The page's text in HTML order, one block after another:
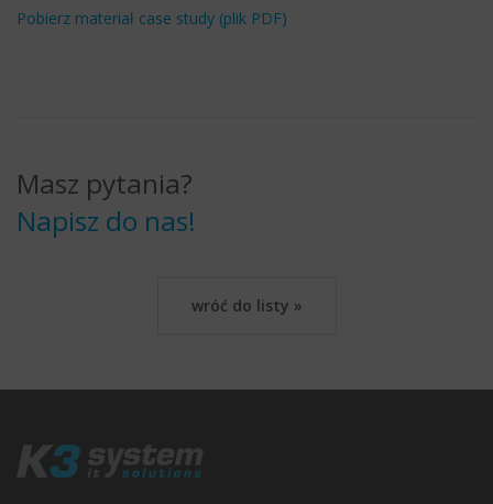
Pobierz materiał case study (plik PDF)
Masz pytania?
Napisz do nas!
wróć do listy »